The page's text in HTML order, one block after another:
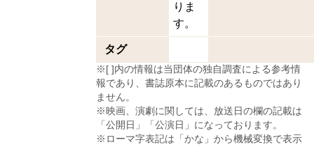
りま
す。
タグ
※[ ]内の情報は当団体の独自調査による参考情
報であり、書誌原本に記載のあるものではあり
ません。
※映画、演劇に関しては、放送日の欄の記載は
「公開日」「公演日」になっております。
※ローマ字表記は「かな」から機械変換で表示